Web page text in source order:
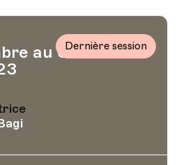
au 6Dernière session